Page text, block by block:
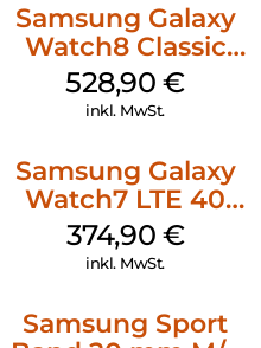
Samsung Galaxy
Watch8 Classic
Black
528,90€
inkl. MwSt.
Samsung Galaxy
Watch7 LTE 40
mm Cream
374,90 €
inkl. MwSt.
Samsung Sport